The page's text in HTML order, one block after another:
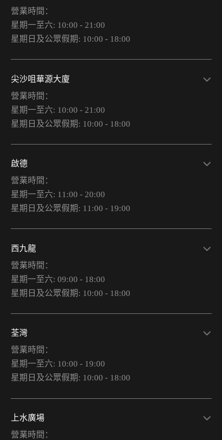
營業時間：
星期一至六: 10:00 - 21:00
星期日及公眾假期: 10:00 - 18:00
尖沙咀華源大廈
營業時間：
星期一至六: 10:00 - 21:00
星期日及公眾假期: 10:00 - 18:00
啟德
營業時間：
星期一至六: 11:00 - 20:00
星期日及公眾假期: 11:00 - 19:00
西九龍
營業時間：
星期一至六: 09:00 - 18:00
星期日及公眾假期: 10:00 - 18:00
荃灣
營業時間：
星期一至六: 10:00 - 19:00
星期日及公眾假期: 10:00 - 18:00
上水廣場
營業時間：